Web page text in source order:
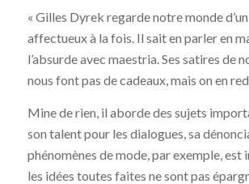
« Gilles Dyrek regarde notre monde
affectueux à la fois. Il sait en parler en
l’absurde avec maestria. Ses satires de
nous font pas de cadeaux, mais on en
Mine de rien, il aborde des sujets
son talent pour les dialogues, sa
phénomènes de mode, par exemple, est
les idées toutes faites ne sont pas